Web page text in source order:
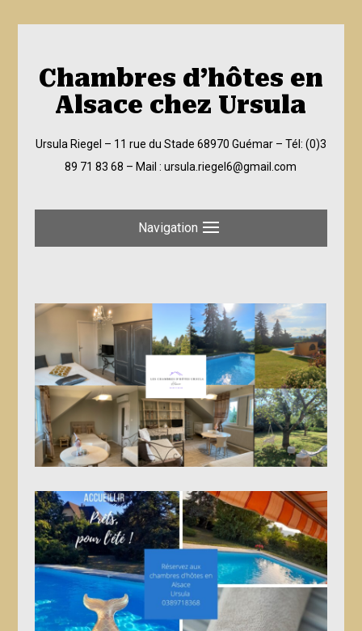
Chambres d’hôtes en
Alsace chez Ursula
Ursula Riegel – 11 rue du Stade 68970 Guémar – Tél: (0)3
89 71 83 68 – Mail :ursula.riegel6@gmail.com
Navigation